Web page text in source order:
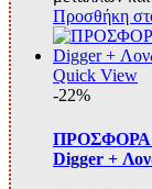
Προσθήκη
Quick View
-22%
ΠΡΟΣΦΟΡΑ
Digger +